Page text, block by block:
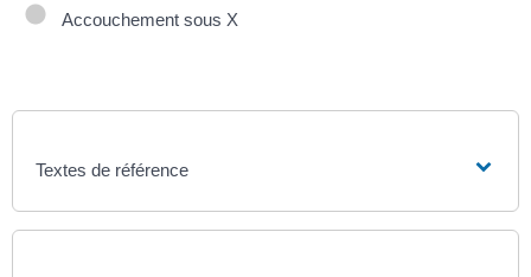
Accouchement sous X
Textes de référence